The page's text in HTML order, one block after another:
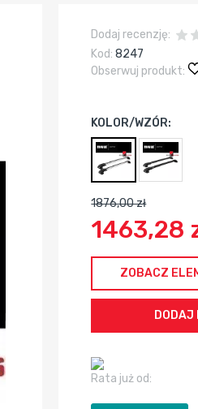
Dodaj recenzję:
Kod: 8247
Obserwuj produkt:
KOLOR/WZÓR:
1876,00 zł
1463,28
ZOBACZ
Rata już od: